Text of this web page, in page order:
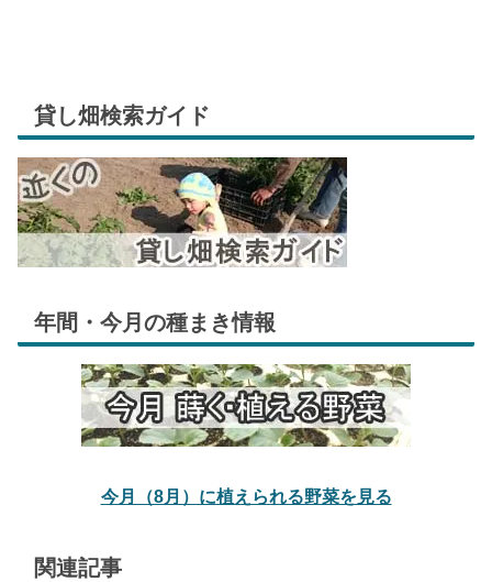
貸し畑検索ガイド
年間・今月の種まき情報
今月（8月）に植えられる野菜を見る
関連記事